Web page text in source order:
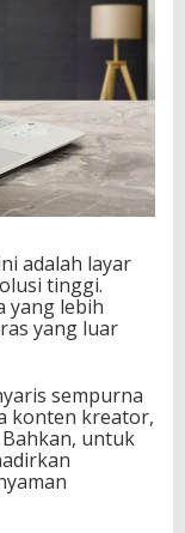
adalah layar
tinggi.
yang lebih
yang luar
sempurna
konten kreator,
untuk